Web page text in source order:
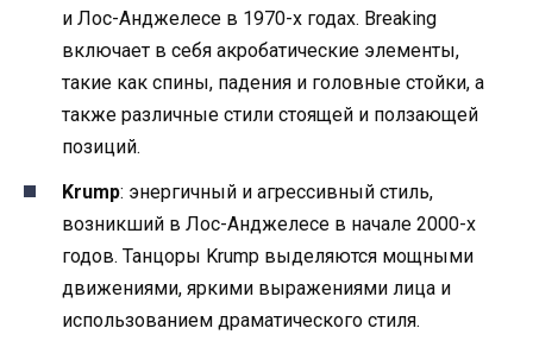
и Лос-Анджелесе в 1970-х годах. Breaking
включает в себя акробатические элементы,
такие как спины, падения и головные стойки, а
также различные стили стоящей и ползающей
позиций.
Krump: энергичный и агрессивный стиль,
возникший в Лос-Анджелесе в начале 2000-х
годов. Танцоры Krump выделяются мощными
движениями, яркими выражениями лица и
использованием драматического стиля.